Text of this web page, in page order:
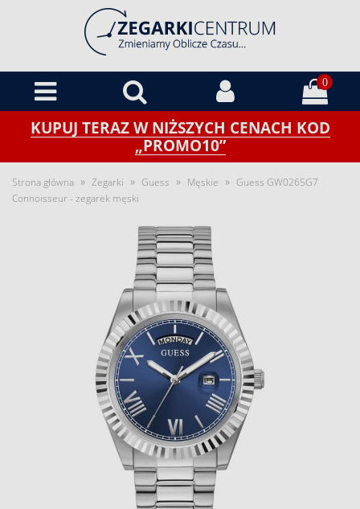
0
KUPUJ TERAZ W NIŻSZYCH CENACH KOD
„PROMO10”
Strona główna » Zegarki » Guess » Męskie » Guess GW0265G7
Connoisseur - zegarek męski